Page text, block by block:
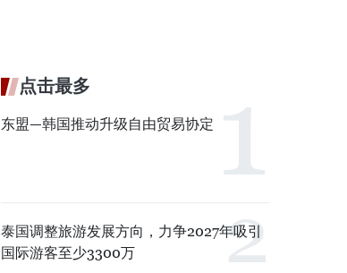
点击最多
东盟—韩国推动升级自由贸易协定
泰国调整旅游发展方向，力争2027年吸引
国际游客至少3300万